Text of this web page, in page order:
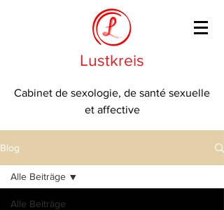
Lustkreis
Cabinet de sexologie, de santé sexuelle
et affective
Blog
Alle Beiträge
Alle Beiträge